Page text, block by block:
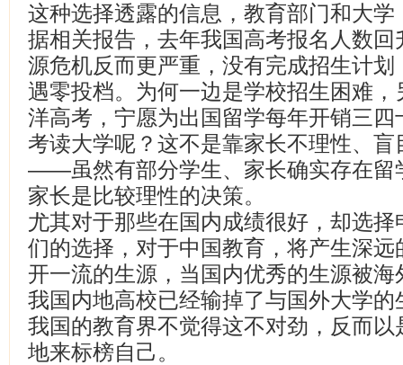
这种选择透露的信息，教育部门和大
据相关报告，去年我国高考报名人数
源危机反而更严重，没有完成招生计
遇零投档。为何一边是学校招生困难
洋高考，宁愿为出国留学每年开销三
考读大学呢？这不是靠家长不理性、
——虽然有部分学生、家长确实存在留
家长是比较理性的决策。
尤其对于那些在国内成绩很好，却选
们的选择，对于中国教育，将产生深
开一流的生源，当国内优秀的生源被
我国内地高校已经输掉了与国外大学
我国的教育界不觉得这不对劲，反而
地来标榜自己。